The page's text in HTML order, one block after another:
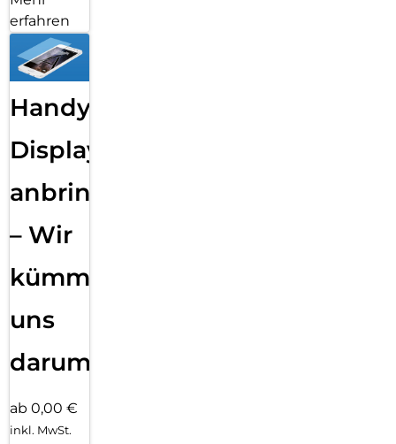
erfahren
Handy
Displayfolie
anbringen
– Wir
kümmern
uns
darum!
ab 0,00 €
inkl. MwSt.